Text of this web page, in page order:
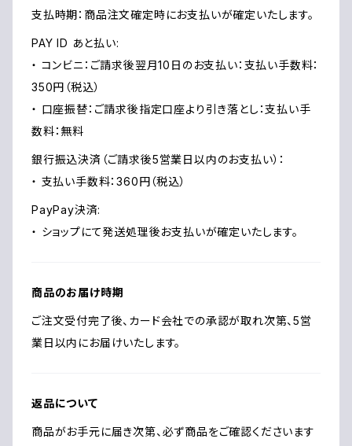
支払時期：商品注文確定時にお支払いが確定いたします。
PAY ID あと払い:
・ コンビニ：ご請求後翌月10日のお支払い：支払い手数料：
350円（税込）
・ 口座振替：ご請求後指定口座より引き落とし：支払い手
数料：無料
銀行振込決済（ご請求後5営業日以内のお支払い）：
・ 支払い手数料：360円（税込）
PayPay決済:
・ ショップにて発送処理後お支払いが確定いたします。
商品のお届け時期
ご注文受付完了後、カード会社での承認が取れ次第、5営
業日以内にお届けいたします。
返品について
商品がお手元に届き次第、必ず商品をご確認くださいます